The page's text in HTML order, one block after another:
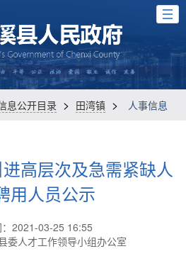
息公开目录 > 田湾镇 > 人事信息
高层次及急需紧缺人
用人员公示
：2021-03-25 16:55
委人才工作领导小组办公室